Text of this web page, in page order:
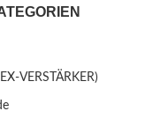
VERSTÄRKER)